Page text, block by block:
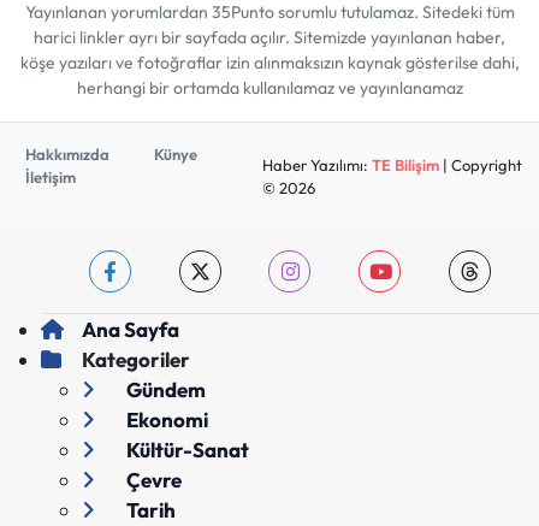
Yayınlanan yorumlardan 35Punto sorumlu tutulamaz. Sitedeki tüm
harici linkler ayrı bir sayfada açılır. Sitemizde yayınlanan haber,
köşe yazıları ve fotoğraflar izin alınmaksızın kaynak gösterilse dahi,
herhangi bir ortamda kullanılamaz ve yayınlanamaz
Hakkımızda
Künye
İletişim
Haber Yazılımı: TE Bilişim| Copyright
© 2026
Ana Sayfa
Kategoriler
Gündem
Ekonomi
Kültür-Sanat
Çevre
Tarih